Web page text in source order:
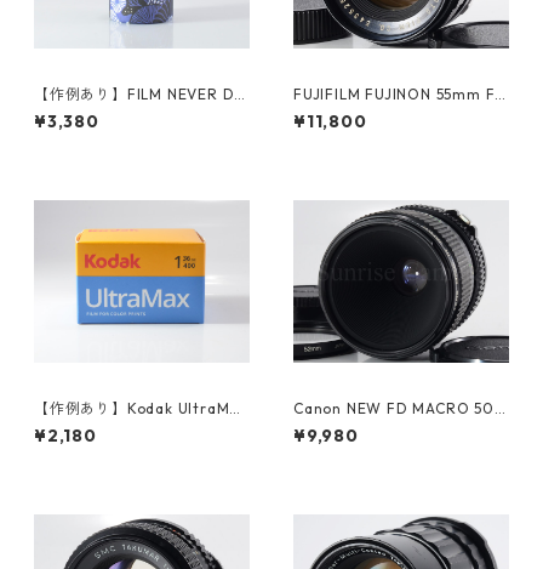
【作例あり】FILM NEVER DIE
UMI 800 35ｍｍカラーネガフ
ィルム 36枚撮り (K007)
¥3,380
FUJIFILM FUJINON 55mm F1.
¥11,800
【作例あり】Kodak UltraMax
400 36枚撮り カラーネガ35
mmフィルム コダック (K02
¥2,180
Canon NEW FD MACRO 50m
¥9,980